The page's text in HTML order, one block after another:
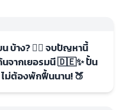
บ้าง? 🙋‍♀️ จบปัญหานี้
นจากเยอรมนี 🇩🇪✨ ปั้น
ไม่ต้องพักฟื้นนาน! 🍑